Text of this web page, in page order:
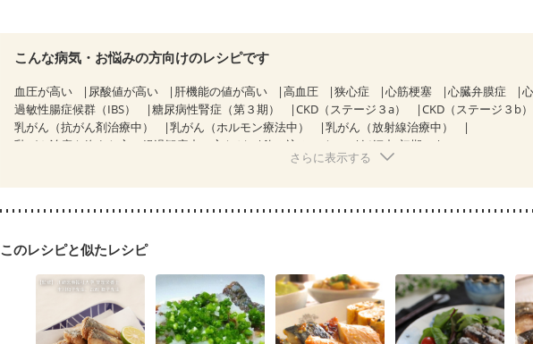
こんな病気・お悩みの方向けのレシピです
血圧が高い 尿酸値が高い 肝機能の値が高い 高血圧 狭心症 心筋梗塞 心臓弁膜症
過敏性腸症候群（IBS）
糖尿病性腎症（第３期） CKD（ステージ３a） CKD（ステージ３b）
乳がん（抗がん剤治療中）
乳がん（ホルモン療法中）
乳がん（放射線治療中）
乳がん治療を終えた方・経過観察中の方など
飲み込みにくい
妊娠中(初期)
妊婦健診・血圧が気になる（初期）
貧血対策
ニキビ・肌荒れ 妊活中 更年期
さらに表示する
このレシピと似たレシピ